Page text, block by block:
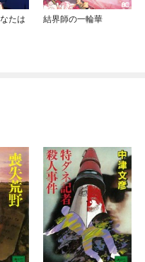
たは
結界師の一輪華